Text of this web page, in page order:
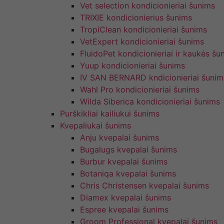
Vet selection kondicionieriai šunims
TRIXIE kondicionierius šunims
TropiClean kondicionieriai šunims
VetExpert kondicionieriai šunims
FluidoPet kondicionieriai ir kaukės
Yuup kondicionieriai šunims
IV SAN BERNARD kndicionieriai
Wahl Pro kondicionieriai šunims
Wilda Siberica kondicionieriai šunims
Purškikliai kailiukui šunims
Kvepaliukai šunims
Anju kvepalai šunims
Bugalugs kvepalai šunims
Burbur kvepalai šunims
Botaniqa kvepalai šunims
Chris Christensen kvepalai šunims
Diamex kvepalai šunims
Espree kvepalai šunims
Groom Professional kvepalai šunims